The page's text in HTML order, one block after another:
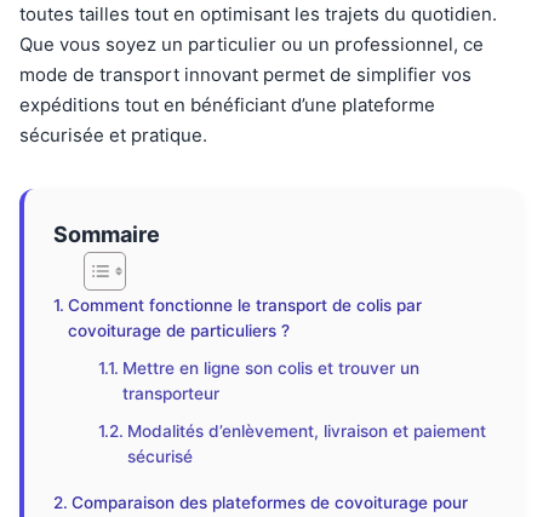
toutes tailles tout en optimisant les trajets du quotidien.
Que vous soyez un particulier ou un professionnel, ce
mode de transport innovant permet de simplifier vos
expéditions tout en bénéficiant d’une plateforme
sécurisée et pratique.
Sommaire
Comment fonctionne le transport de colis par
covoiturage de particuliers ?
Mettre en ligne son colis et trouver un
transporteur
Modalités d’enlèvement, livraison et paiement
sécurisé
Comparaison des plateformes de covoiturage pour